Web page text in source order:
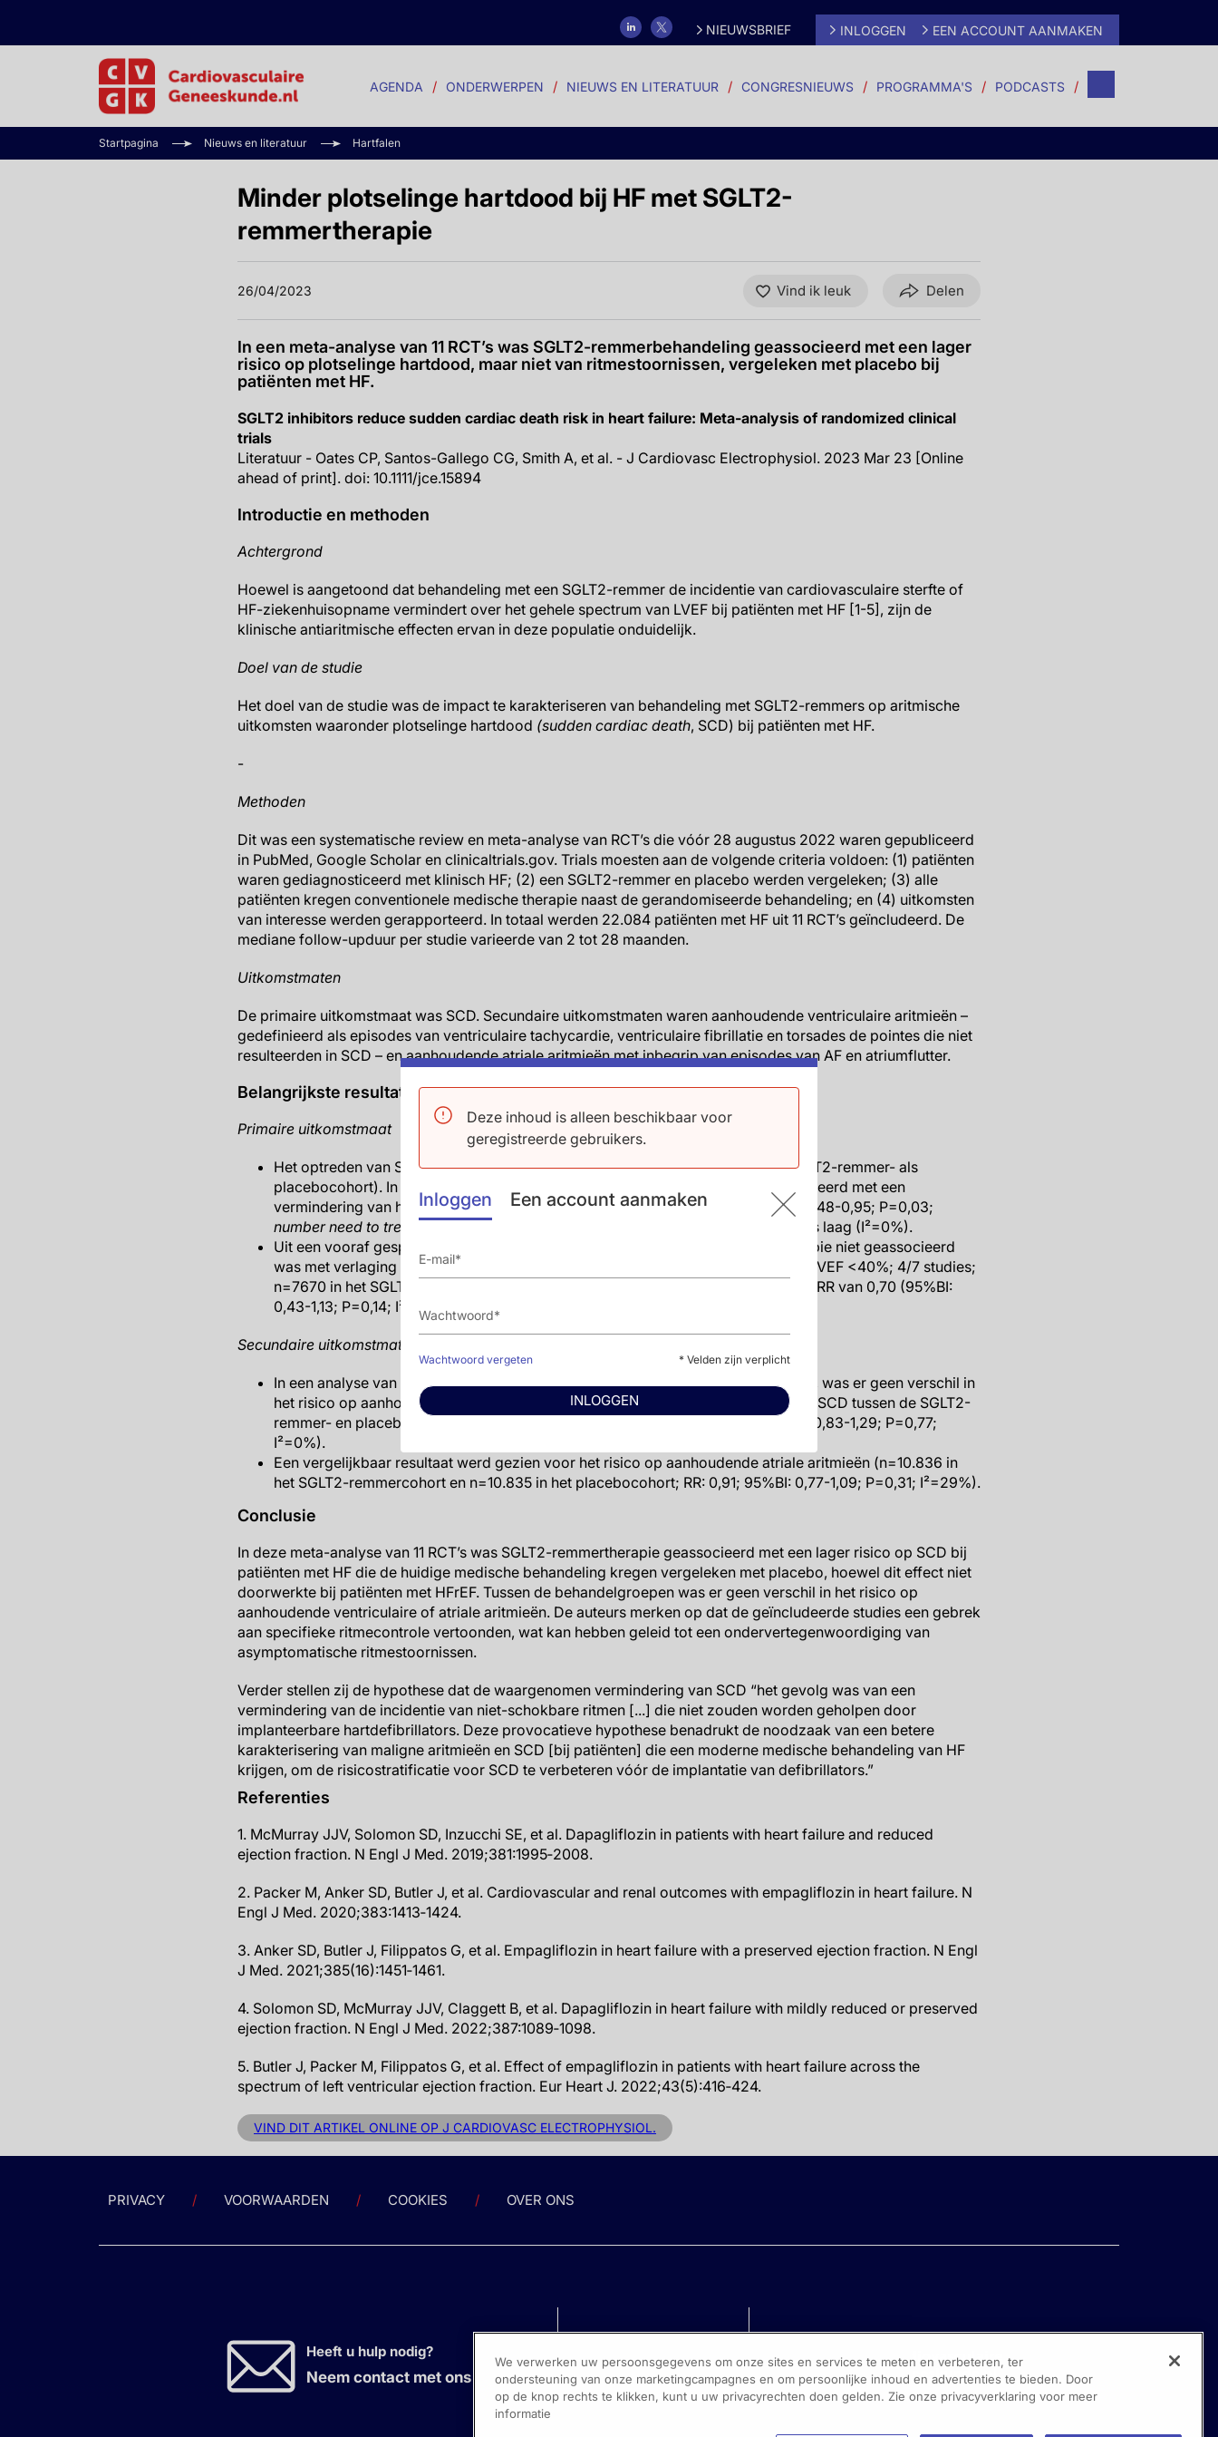
Deze inhoud is alleen beschikbaar voor
geregistreerde gebruikers.
Inloggen Een account aanmaken
Wachtwoord vergeten * Velden zijn verplicht
INLOGGEN
NIEUWSBRIEF INLOGGEN EEN ACCOUNT AANMAKEN
AGENDA ONDERWERPEN NIEUWS EN LITERATUUR CONGRESNIEUWS PROGRAMMA'S PODCASTS
Startpagina Nieuws en literatuur Hartfalen
Minder plotselinge hartdood bij HF met SGLT2-
remmertherapie
26/04/2023 Vind ik leuk Delen
In een meta-analyse van 11 RCT’s was SGLT2-remmerbehandeling geassocieerd met een lager
risico op plotselinge hartdood, maar niet van ritmestoornissen, vergeleken met placebo bij
patiënten met HF.
SGLT2 inhibitors reduce sudden cardiac death risk in heart failure: Meta-analysis of randomized clinical
trials
Literatuur - Oates CP, Santos-Gallego CG, Smith A, et al. - J Cardiovasc Electrophysiol. 2023 Mar 23 [Online
ahead of print]. doi: 10.1111/jce.15894
Introductie en methoden
Achtergrond
Hoewel is aangetoond dat behandeling met een SGLT2-remmer de incidentie van cardiovasculaire sterfte of
HF-ziekenhuisopname vermindert over het gehele spectrum van LVEF bij patiënten met HF [1-5], zijn de
klinische antiaritmische effecten ervan in deze populatie onduidelijk.
Doel van de studie
Het doel van de studie was de impact te karakteriseren van behandeling met SGLT2-remmers op aritmische
uitkomsten waaronder plotselinge hartdood (sudden cardiac death, SCD) bij patiënten met HF.
-
Methoden
Dit was een systematische review en meta-analyse van RCT’s die vóór 28 augustus 2022 waren gepubliceerd
in PubMed, Google Scholar en clinicaltrials.gov. Trials moesten aan de volgende criteria voldoen: (1) patiënten
waren gediagnosticeerd met klinisch HF; (2) een SGLT2-remmer en placebo werden vergeleken; (3) alle
patiënten kregen conventionele medische therapie naast de gerandomiseerde behandeling; en (4) uitkomsten
van interesse werden gerapporteerd. In totaal werden 22.084 patiënten met HF uit 11 RCT’s geïncludeerd. De
mediane follow-upduur per studie varieerde van 2 tot 28 maanden.
Uitkomstmaten
De primaire uitkomstmaat was SCD. Secundaire uitkomstmaten waren aanhoudende ventriculaire aritmieën –
gedefinieerd als episodes van ventriculaire tachycardie, ventriculaire fibrillatie en torsades de pointes die niet
resulteerden in SCD – en aanhoudende atriale aritmieën met inbegrip van episodes van AF en atriumflutter.
Belangrijkste resultaten
Primaire uitkomstmaat
Het optreden van SCD werd gerapporteerd in 7/11 RCT’s (n=10.796 in zowel SGLT2-remmer- als
placebocohort). In de gehele HF-populatie was SGLT2-remmertherapie geassocieerd met een
vermindering van het risico op SCD vergeleken met placebo (RR: 0,68; 95%BI: 0,48-0,95; P=0,03;
number need to treat
: 415). De statistische heterogeniteit tussen deze studies was laag (I²=0%).
Uit een vooraf gespecificeerde subgroepanalyse bleek dat SGLT2-remmertherapie niet geassocieerd
was met verlaging van het SCD-risico bij patiënten met HFrEF (gedefinieerd als LVEF <40%; 4/7 studies;
n=7670 in het SGLT2-remmercohort and n=7669 in het placebocohort), met een RR van 0,70 (95%BI:
0,43-1,13; P=0,14; I²=0%).
Secundaire uitkomstmaten
In een analyse van 8 RCT’s die over de secundaire uitkomstmaten rapporteerden, was er geen verschil in
het risico op aanhoudende ventriculaire aritmieën die niet gerelateerd waren aan SCD tussen de SGLT2-
remmer- en placebogroep (respectievelijk, n=4420 en n=4415; RR: 1,03; 95%BI: 0,83-1,29; P=0,77;
I²=0%).
Een vergelijkbaar resultaat werd gezien voor het risico op aanhoudende atriale aritmieën (n=10.836 in
het SGLT2-remmercohort en n=10.835 in het placebocohort; RR: 0,91; 95%BI: 0,77-1,09; P=0,31; I²=29%).
Conclusie
In deze meta-analyse van 11 RCT’s was SGLT2-remmertherapie geassocieerd met een lager risico op SCD bij
patiënten met HF die de huidige medische behandeling kregen vergeleken met placebo, hoewel dit effect niet
doorwerkte bij patiënten met HFrEF. Tussen de behandelgroepen was er geen verschil in het risico op
aanhoudende ventriculaire of atriale aritmieën. De auteurs merken op dat de geïncludeerde studies een gebrek
aan specifieke ritmecontrole vertoonden, wat kan hebben geleid tot een ondervertegenwoordiging van
asymptomatische ritmestoornissen.
Verder stellen zij de hypothese dat de waargenomen vermindering van SCD “het gevolg was van een
vermindering van de incidentie van niet-schokbare ritmen [...] die niet zouden worden geholpen door
implanteerbare hartdefibrillators. Deze provocatieve hypothese benadrukt de noodzaak van een betere
karakterisering van maligne aritmieën en SCD [bij patiënten] die een moderne medische behandeling van HF
krijgen, om de risicostratificatie voor SCD te verbeteren vóór de implantatie van defibrillators.”
Referenties
1. McMurray JJV, Solomon SD, Inzucchi SE, et al. Dapagliflozin in patients with heart failure and reduced
ejection fraction. N Engl J Med. 2019;381:1995‐2008.
2. Packer M, Anker SD, Butler J, et al. Cardiovascular and renal outcomes with empagliflozin in heart failure. N
Engl J Med. 2020;383:1413‐1424.
3. Anker SD, Butler J, Filippatos G, et al. Empagliflozin in heart failure with a preserved ejection fraction. N Engl
J Med. 2021;385(16):1451‐1461.
4. Solomon SD, McMurray JJV, Claggett B, et al. Dapagliflozin in heart failure with mildly reduced or preserved
ejection fraction. N Engl J Med. 2022;387:1089‐1098.
5. Butler J, Packer M, Filippatos G, et al. Effect of empagliflozin in patients with heart failure across the
spectrum of left ventricular ejection fraction. Eur Heart J. 2022;43(5):416‐424.
VIND DIT ARTIKEL ONLINE OP J CARDIOVASC ELECTROPHYSIOL.
PRIVACY VOORWAARDEN COOKIES OVER ONS
Heeft u hulp nodig?
Neem contact met ons op
We verwerken uw persoonsgegevens om onze sites en services te meten en verbeteren, ter
ondersteuning van onze marketingcampagnes en om persoonlijke inhoud en advertenties te bieden. Door
op de knop rechts te klikken, kunt u uw privacyrechten doen gelden. Zie onze privacyverklaring voor meer
informatie